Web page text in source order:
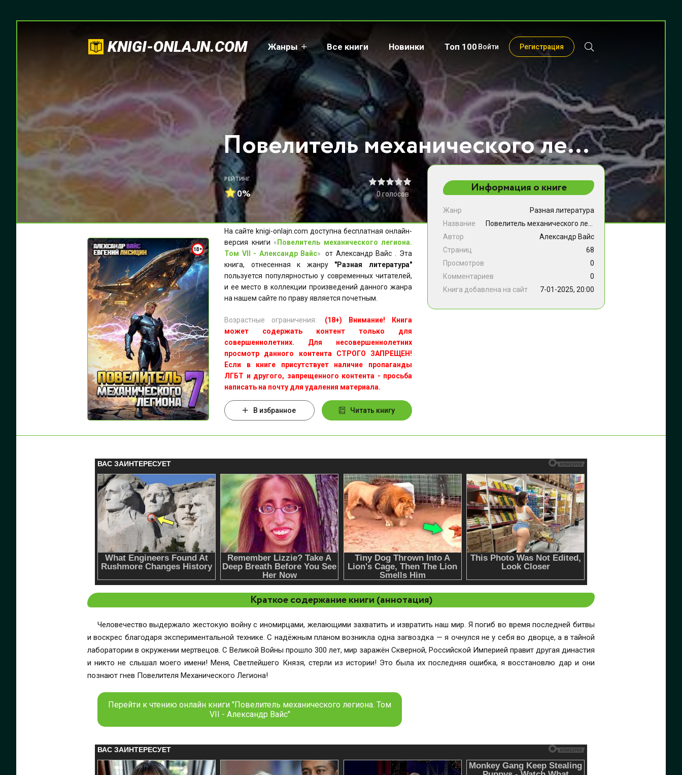
KNIGI-ONLAJN.COM Жанры Все книги Новинки Топ 100 Войти Регистрация
Повелитель механического легиона. Том VII - Александр Вайс
РЕЙТИНГ
0% 0голосов
На сайте knigi-onlajn.com доступна бесплатная онлайн-
версия книги « Повелитель механического легиона.
Том VII - Александр Вайс»
от Александр Вайс . Эта
книга, отнесенная к жанру "Разная литература"
пользуется популярностью у современных читателей,
и ее место в коллекции произведений данного жанра
на нашем сайте по праву является почетным.
Возрастные ограничения:
(18+) Внимание! Книга
может содержать контент только для
совершеннолетних. Для несовершеннолетних
просмотр данного контента СТРОГО ЗАПРЕЩЕН!
Если в книге присутствует наличие пропаганды
ЛГБТ и другого, запрещенного контента - просьба
написать на почту для удаления материала.
В избранное Читать книгу
Информация о книге
Жанр
Разная литература
Название
Автор
Александр Вайс
Страниц
68
Просмотров
0
Комментариев
0
Книга добавлена на сайт
7-01-2025, 20:00
Краткое содержание книги (аннотация)
Человечество выдержало жестокую войну с иномирцами, желающими захватить и извратить наш мир. Я погиб во время последней битвы
и воскрес благодаря экспериментальной технике. С надёжным планом возникла одна загвоздка — я очнулся не у себя во дворце, а в тайной
лаборатории в окружении мертвецов. С Великой Войны прошло 300 лет, мир заражён Скверной, Российской Империей правит другая династия
и никто не слышал моего имени! Меня, Светлейшего Князя, стерли из истории! Это была их последняя ошибка, я восстановлю дар и они
познают гнев Повелителя Механического Легиона!
Перейти к чтению онлайн книги "Повелитель механического легиона. Том
VII - Александр Вайс"